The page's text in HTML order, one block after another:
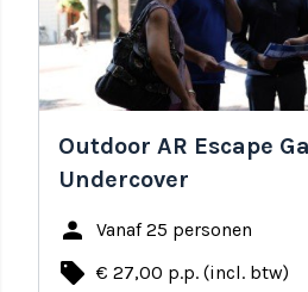
Outdoor AR Escape
Undercover
person Vanaf 25 personen
local_offer € 27,00 p.p. (incl. btw)